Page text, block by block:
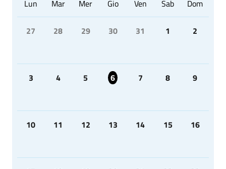
Lun Mar Mer Gio Ven Sab Dom
27 28 29 30 31 1 2
3 4 5 6 7 8 9
10 11 12 13 14 15 16